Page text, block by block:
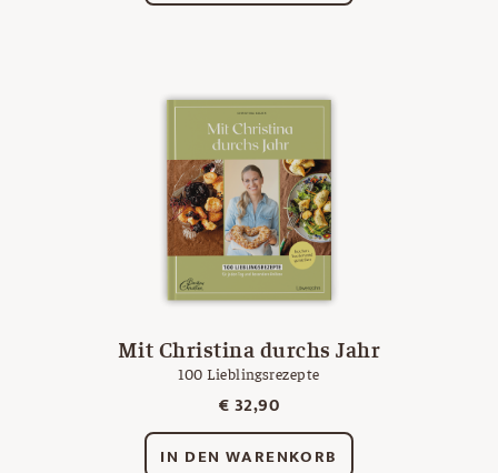
Mit Christina durchs Jahr
100 Lieblingsrezepte
€32,90
IN DEN WARENKORB